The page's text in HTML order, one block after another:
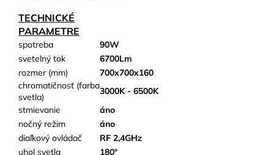
TECHNICKÉ
PARAMETRE
spotreba
90W
svetelný tok
6700Lm
rozmer (mm)
700x700x160
chromatičnosť (farba
svetla)
3000K - 6500K
stmievanie
áno
nočný režim
áno
diaľkový ovládač
RF 2,4GHz
uhol svetla
180°